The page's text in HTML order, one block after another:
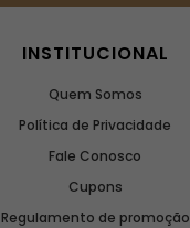
INSTITUCIONAL
Quem Somos
Política de Privacidade
Fale Conosco
Cupons
Regulamento de promoção